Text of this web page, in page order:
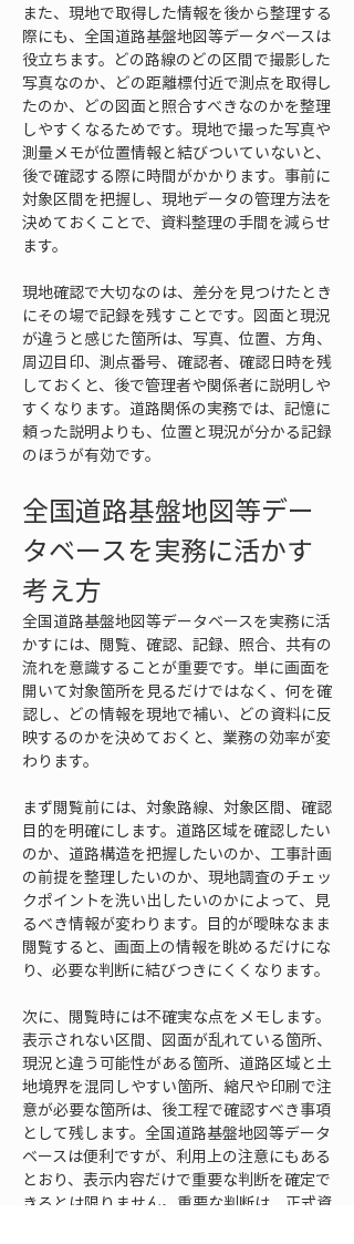
また、現地で取得した情報を後から整理する
際にも、全国道路基盤地図等データベースは
役立ちます。どの路線のどの区間で撮影した
写真なのか、どの距離標付近で測点を取得し
たのか、どの図面と照合すべきなのかを整理
しやすくなるためです。現地で撮った写真や
測量メモが位置情報と結びついていないと、
後で確認する際に時間がかかります。事前に
対象区間を把握し、現地データの管理方法を
決めておくことで、資料整理の手間を減らせ
ます。
現地確認で大切なのは、差分を見つけたとき
にその場で記録を残すことです。図面と現況
が違うと感じた箇所は、写真、位置、方角、
周辺目印、測点番号、確認者、確認日時を残
しておくと、後で管理者や関係者に説明しや
すくなります。道路関係の実務では、記憶に
頼った説明よりも、位置と現況が分かる記録
のほうが有効です。
全国道路基盤地図等デー
タベースを実務に活かす
考え方
全国道路基盤地図等データベースを実務に活
かすには、閲覧、確認、記録、照合、共有の
流れを意識することが重要です。単に画面を
開いて対象箇所を見るだけではなく、何を確
認し、どの情報を現地で補い、どの資料に反
映するのかを決めておくと、業務の効率が変
わります。
まず閲覧前には、対象路線、対象区間、確認
目的を明確にします。道路区域を確認したい
のか、道路構造を把握したいのか、工事計画
の前提を整理したいのか、現地調査のチェッ
クポイントを洗い出したいのかによって、見
るべき情報が変わります。目的が曖昧なまま
閲覧すると、画面上の情報を眺めるだけにな
り、必要な判断に結びつきにくくなります。
次に、閲覧時には不確実な点をメモします。
表示されない区間、図面が乱れている箇所、
現況と違う可能性がある箇所、道路区域と土
地境界を混同しやすい箇所、縮尺や印刷で注
意が必要な箇所は、後工程で確認すべき事項
として残します。全国道路基盤地図等データ
ベースは便利ですが、利用上の注意にもある
とおり、表示内容だけで重要な判断を確定で
きるとは限りません。重要な判断は、正式資